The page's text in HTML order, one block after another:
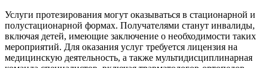
Услуги протезирования могут оказываться в стационарной и
полустационарной формах. Получателями станут инвалиды,
включая детей, имеющие заключение о необходимости таких
мероприятий. Для оказания услуг требуется лицензия на
медицинскую деятельность, а также мультидисциплинарная